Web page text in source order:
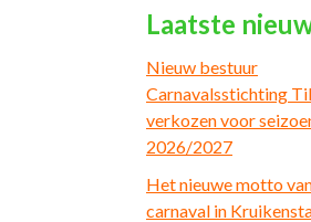
Laatste
Nieuw bestuur
Carnavalsstichting
verkozen voor
2026/2027
Het nieuwe motto
carnaval in